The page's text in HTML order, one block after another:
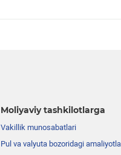
Moliyaviy tashkilotlarga
Vakillik munosabatlari
Pul va valyuta bozoridagi